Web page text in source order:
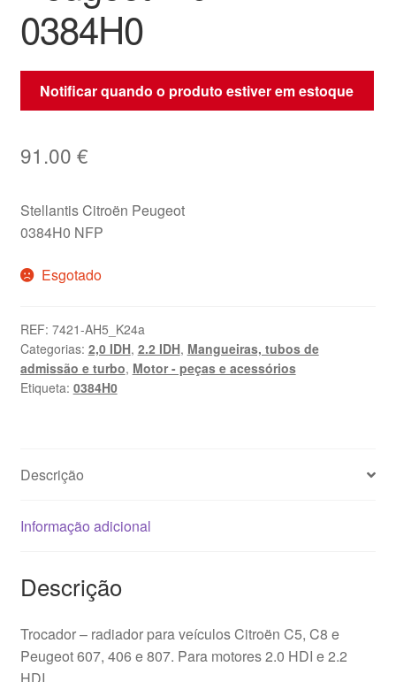
0384H0
Notificar quando o produto estiver em estoque
91.00 €
Stellantis Citroën Peugeot
0384H0 NFP
Esgotado
REF: 7421-AH5_K24a
Categorias: 2,0 IDH, 2.2 IDH, Mangueiras, tubos de
admissão e turbo, Motor - peças e acessórios
Etiqueta: 0384H0
Descrição
Informação adicional
Descrição
Trocador – radiador para veículos Citroën C5, C8 e
Peugeot 607, 406 e 807. Para motores 2.0 HDI e 2.2
HDI.